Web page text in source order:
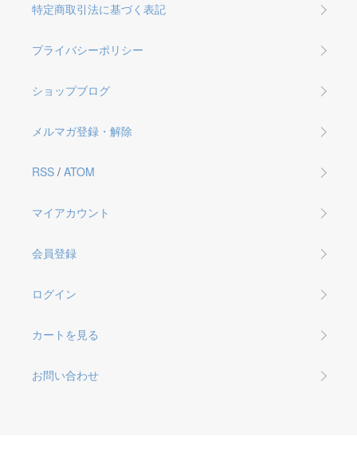
特定商取引法に基づく表記
プライバシーポリシー
ショップブログ
メルマガ登録・解除
RSS / ATOM
マイアカウント
会員登録
ログイン
カートを見る
お問い合わせ